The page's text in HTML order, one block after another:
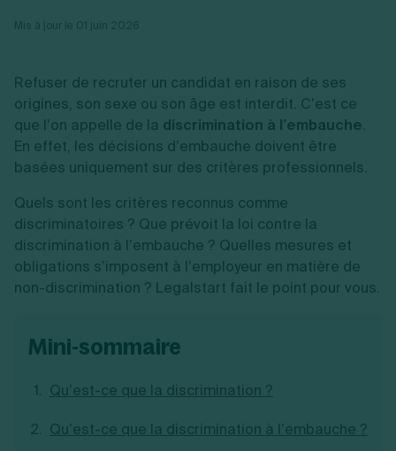
Commerce
Autres
Ressources
Simulateur de choix de forme juridique
Calcul de charges sociales
Estimation du coût de création
Calcul d'éligibilité à l'ACRE
Vérification de la disponibilité du nom d'entreprise
Générateur de mentions légales
Création d'entreprise
Gérer son entreprise
Gestion comptable
Approbation des comptes
Dépôt de marque
Protection des créations
Confidentialité de l'adresse du dirigeant
Fermer son entreprise
Radiation auto entrepreneur
Dépôt de bilan
Vente en ligne
Services aux entreprises
Construction/travaux
Restauration
Transport
Autres
Par fonctionnalité
Logiciel de facturation
Gestion de la trésorerie
Bilans et déclarations fiscales
Par besoin
Je suis autonome
Fiches SCI
Fiches auto-entrepreneur
Fiches association
Toutes les fiches sur la création
Autres démarches
Gestion d’entreprise
Fermeture d’entreprise
Exercice d’un métier
Recouvrement de factures
Gérer ses salariés
Sélection de fiches pratiques
Ouvrir sa société
Création d'entreprise
Devenir auto entrepreneur
Création de SASU
Refuser de recruter un candidat en raison de ses
origines, son sexe ou son âge est interdit. C’est ce
que l’on appelle de la discrimination à l’embauche.
En effet, les décisions d’embauche doivent être
basées uniquement sur des critères professionnels.
Quels sont les critères reconnus comme
discriminatoires ? Que prévoit la loi contre la
discrimination à l’embauche ? Quelles mesures et
obligations s’imposent à l’employeur en matière de
non-discrimination ? Legalstart fait le point pour vous.
mini-sommaire
Qu’est-ce que la discrimination ?
Qu’est-ce que la discrimination à l’embauche ?